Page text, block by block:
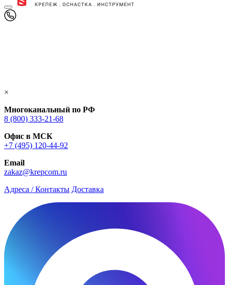
×
Многоканальный по РФ
8 (800) 333‑21-68
Офис в МСК
+7 (495) 120-44-92
Email
zakaz@krepcom.ru
Адреса / Контакты Доставка